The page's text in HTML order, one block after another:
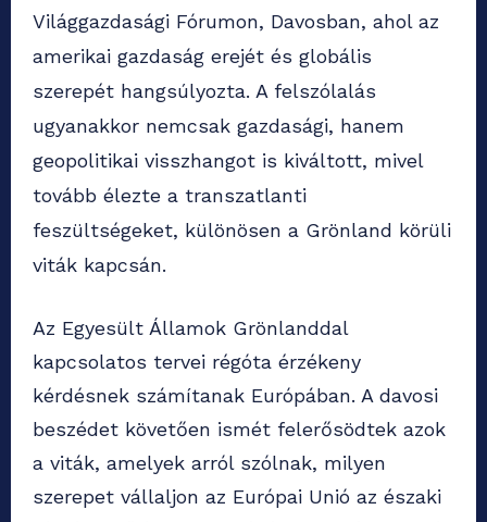
Világgazdasági Fórumon, Davosban, ahol az
amerikai gazdaság erejét és globális
szerepét hangsúlyozta. A felszólalás
ugyanakkor nemcsak gazdasági, hanem
geopolitikai visszhangot is kiváltott, mivel
tovább élezte a transzatlanti
feszültségeket, különösen a Grönland körüli
viták kapcsán.
Az Egyesült Államok Grönlanddal
kapcsolatos tervei régóta érzékeny
kérdésnek számítanak Európában. A davosi
beszédet követően ismét felerősödtek azok
a viták, amelyek arról szólnak, milyen
szerepet vállaljon az Európai Unió az északi